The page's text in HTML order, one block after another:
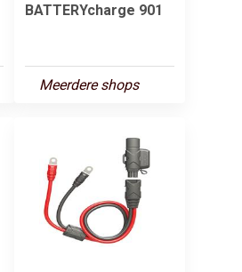
BATTERYcharge 901
Meerdere shops